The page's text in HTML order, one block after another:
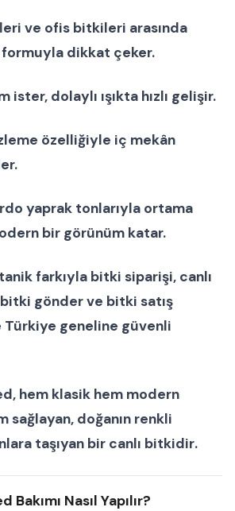
ve ofis bitkileri arasında
dikkat çeker.
ister, dolaylı ışıkta hızlı gelişir.
özelliğiyle iç mekân
yaprak tonlarıyla ortama
bir görünüm katar.
farkıyla bitki siparişi, canlı
bitki gönderve bitki satış
geneline güvenli
, hem klasik hem modern
sağlayan, doğanın renkli
taşıyan bir canlı bitkidir.
Nasıl Yapılır?